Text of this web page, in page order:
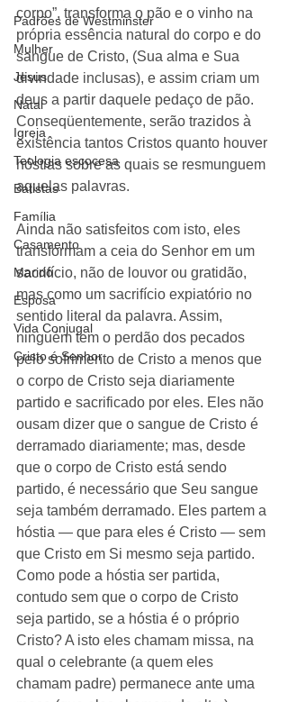
Padrões de Westminster
Mulher
Jesus
Natal
Igreja
Teologia escocesa
Batistas
Família
Casamento
Marido
Esposa
Vida Conjugal
Cristo é Senhor
corpo”, transforma o pão e o vinho na
própria essência natural do corpo e do
sangue de Cristo, (Sua alma e Sua
divindade inclusas), e assim criam um
deus a partir daquele pedaço de pão.
Conseqüentemente, serão trazidos à
existência tantos Cristos quanto houver
hóstias sobre as quais se resmunguem
aquelas palavras.
Ainda não satisfeitos com isto, eles
transformam a ceia do Senhor em um
sacrifício, não de louvor ou gratidão,
mas como um sacrifício expiatório no
sentido literal da palavra. Assim,
ninguém tem o perdão dos pecados
pelo sofrimento de Cristo a menos que
o corpo de Cristo seja diariamente
partido e sacrificado por eles. Eles não
ousam dizer que o sangue de Cristo é
derramado diariamente; mas, desde
que o corpo de Cristo está sendo
partido, é necessário que Seu sangue
seja também derramado. Eles partem a
hóstia — que para eles é Cristo ― sem
que Cristo em Si mesmo seja partido.
Como pode a hóstia ser partida,
contudo sem que o corpo de Cristo
seja partido, se a hóstia é o próprio
Cristo? A isto eles chamam missa, na
qual o celebrante (a quem eles
chamam padre) permanece ante uma